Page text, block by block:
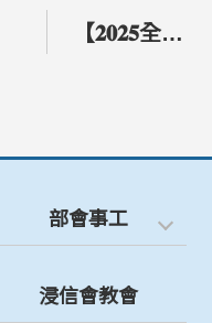
【𝟐𝟎𝟐𝟓全球華人浸信會青年宣教大會】 報名開始！
部會事工
浸信會教會